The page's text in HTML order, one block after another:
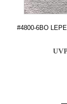
#4800-6BO